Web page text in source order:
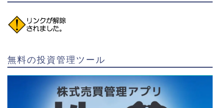
無料の投資管理ツール